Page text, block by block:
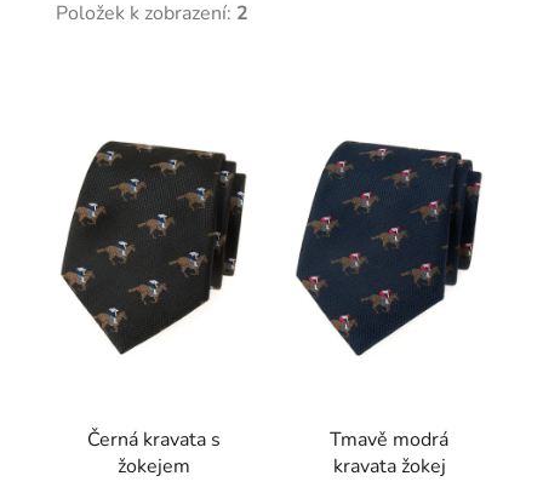
Položek k zobrazení: 2
Černá kravata s
žokejem
Tmavě modrá
kravata žokej